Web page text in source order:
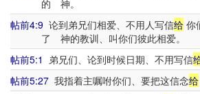
的 神。
帖前4:9 论到弟兄们相爱、不用人写信给 你
了 神的教训、叫你们彼此相爱。
帖前5:1 弟兄们、论到时候日期、不用写信
帖前5:27 我指着主嘱咐你们、要把这信念给